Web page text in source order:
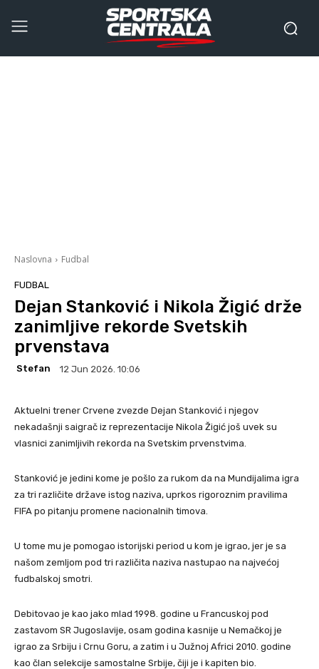
Naslovna Fudbal
FUDBAL
Dejan Stanković i Nikola Žigić drže
zanimljive rekorde Svetskih
prvenstava
Stefan 12 Jun 2026. 10:06
Aktuelni trener Crvene zvezde Dejan Stanković i njegov
nekadašnji saigrač iz reprezentacije Nikola Žigić još uvek su
vlasnici zanimljivih rekorda na Svetskim prvenstvima.
Stanković je jedini kome je pošlo za rukom da na Mundijalima igra
za tri različite države istog naziva, uprkos rigoroznim pravilima
FIFA po pitanju promene nacionalnih timova.
U tome mu je pomogao istorijski period u kom je igrao, jer je sa
našom zemljom pod tri različita naziva nastupao na najvećoj
fudbalskoj smotri.
Debitovao je kao jako mlad 1998. godine u Francuskoj pod
zastavom SR Jugoslavije, osam godina kasnije u Nemačkoj je
igrao za Srbiju i Crnu Goru, a zatim i u Južnoj Africi 2010. godine
kao član selekcije samostalne Srbije, čiji je i kapiten bio.